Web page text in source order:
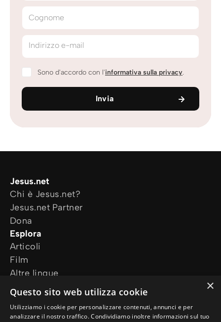
Cognome
Indirizzo e-mail
Sono d'accordo con l'informativa sulla privacy.
Invia
Jesus.net
Chi è Jesus.net?
Jesus.net Partner
Dona
Esplora
Articoli
Film
Altre lingue
I nostri progetti
Altri siti web
Ho bisogno di preghiera
×
Questo sito web utilizza cookie
Utilizziamo i cookie per personalizzare contenuti, annunci e per
analizzare il nostro traffico. Condividiamo inoltre informazioni sul tuo